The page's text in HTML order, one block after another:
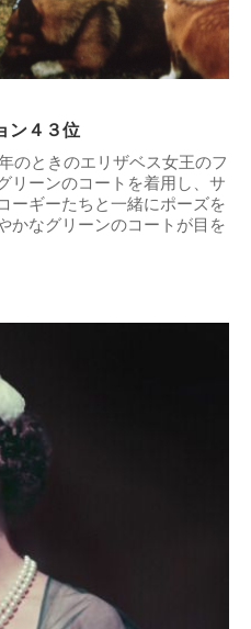
ン４３位
のときのエリザベス女王のフ
リーンのコートを着用し、サ
ーギーたちと一緒にポーズを
かなグリーンのコートが目を